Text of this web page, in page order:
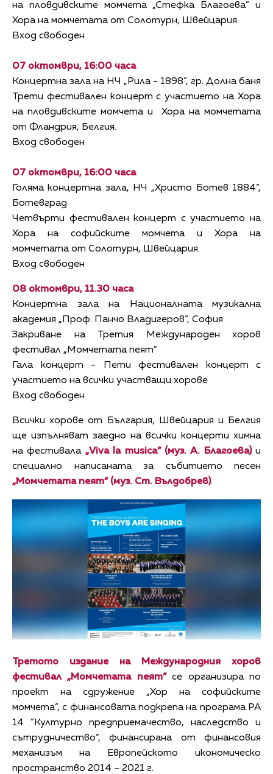
на пловдивските момчета „Стефка Благоева” и
Хора на момчетата от Солотурн, Швейцария.
Вход свободен
07 октомври, 16:00 часа
Концертна зала на НЧ „Рила - 1898”, гр. Долна баня
Трети фестивален концерт с участието на Хора
на пловдивските момчета и Хора на момчетата
от Фландрия, Белгия.
Вход свободен
07 октомври, 16:00 часа
Голяма концертна зала, НЧ „Христо Ботев 1884”,
Ботевград
Четвърти фестивален концерт с участието на
Хора на софийските момчета и Хора на
момчетата от Солотурн, Швейцария.
Вход свободен
08 октомври, 11.30 часа
Концертна зала на Националната музикална
академия „Проф. Панчо Владигеров”, София
Закриване на Третия Международен хоров
фестивал „Момчетата пеят”
Гала концерт - Пети фестивален концерт с
участието на всички участващи хорове
Вход свободен
Всички хорове от България, Швейцария и Белгия
ще изпълняват заедно на всички концерти химна
на фестивала„Viva la musica” (муз. А. Благоева)и
специално написаната за събитието песен
„Момчетата пеят” (муз. Ст. Вълдобрев).
Третото издание на Международния хоров
фестивал „Момчетата пеят”се организира по
проект на сдружение „Хор на софийските
момчета”, с финансовата подкрепа на програма РА
14 ”Културно предприемачество, наследство и
сътрудничество”, финансирана от финансовия
механизъм на Европейското икономическо
пространство 2014 – 2021 г.